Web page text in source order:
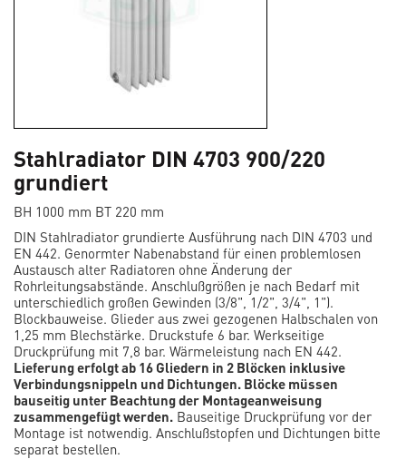
Stahlradiator DIN 4703 900/220
grundiert
BH 1000 mm BT 220 mm
DIN Stahlradiator grundierte Ausführung nach DIN 4703 und
EN 442. Genormter Nabenabstand für einen problemlosen
Austausch alter Radiatoren ohne Änderung der
Rohrleitungsabstände. Anschlußgrößen je nach Bedarf mit
unterschiedlich großen Gewinden (3/8", 1/2", 3/4", 1").
Blockbauweise. Glieder aus zwei gezogenen Halbschalen von
1,25 mm Blechstärke. Druckstufe 6 bar. Werkseitige
Druckprüfung mit 7,8 bar. Wärmeleistung nach EN 442.
Lieferung erfolgt ab 16 Gliedern in 2 Blöcken inklusive
Verbindungsnippeln und Dichtungen. Blöcke müssen
bauseitig unter Beachtung der Montageanweisung
zusammengefügt werden. Bauseitige Druckprüfung vor der
Montage ist notwendig. Anschlußstopfen und Dichtungen bitte
separat bestellen.